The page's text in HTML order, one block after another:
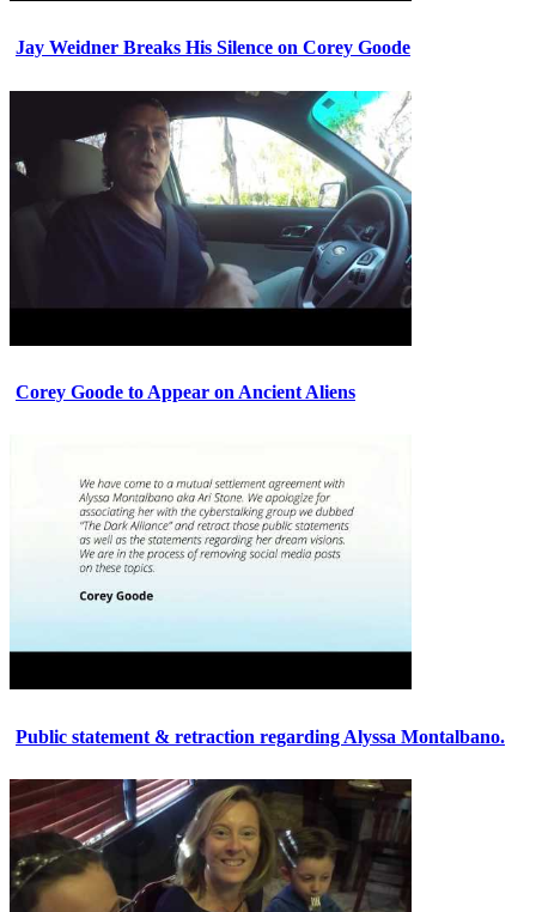
Jay Weidner Breaks His Silence on Corey Goode
Corey Goode to Appear on Ancient Aliens
Public statement & retraction regarding Alyssa Montalbano.